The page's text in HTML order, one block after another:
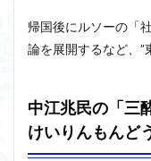
帰国後にルソーの「
論を展開するなど、”
中江兆民の「三
けいりんもんど